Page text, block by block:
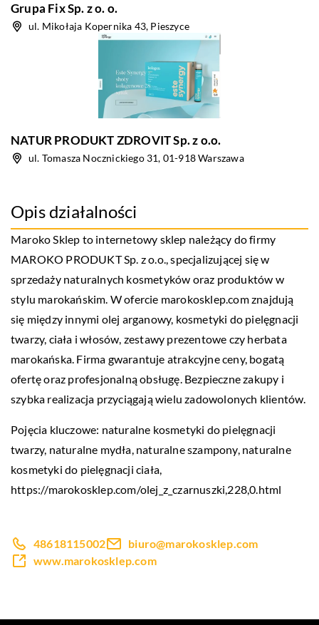
Grupa Fix Sp. z o. o.
ul. Mikołaja Kopernika 43, Pieszyce
NATUR PRODUKT ZDROVIT Sp. z o.o.
ul. Tomasza Nocznickiego 31, 01-918 Warszawa
Opis działalności
Maroko Sklep to internetowy sklep należący do firmy
MAROKO PRODUKT Sp. z o.o., specjalizującej się w
sprzedaży naturalnych kosmetyków oraz produktów w
stylu marokańskim. W ofercie marokosklep.com znajdują
się między innymi olej arganowy, kosmetyki do pielęgnacji
twarzy, ciała i włosów, zestawy prezentowe czy herbata
marokańska. Firma gwarantuje atrakcyjne ceny, bogatą
ofertę oraz profesjonalną obsługę. Bezpieczne zakupy i
szybka realizacja przyciągają wielu zadowolonych klientów.
Pojęcia kluczowe: naturalne kosmetyki do pielęgnacji
twarzy, naturalne mydła, naturalne szampony, naturalne
kosmetyki do pielęgnacji ciała,
https://marokosklep.com/olej_z_czarnuszki,228,0.html
48618115002
biuro@marokosklep.com
www.marokosklep.com